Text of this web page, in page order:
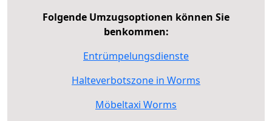
Folgende Umzugsoptionen können Sie
benkommen:
Entrümpelungsdienste
Halteverbotszone in Worms
Möbeltaxi Worms